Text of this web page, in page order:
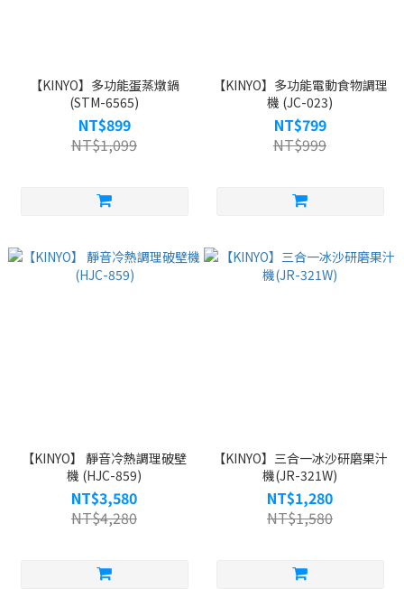
【KINYO】多功能蛋蒸燉鍋
(STM-6565)
NT$899
NT$1,099
【KINYO】多功能電動食物調理
機 (JC-023)
NT$799
NT$999
【KINYO】 靜音冷熱調理破壁
機 (HJC-859)
NT$3,580
NT$4,280
【KINYO】三合一冰沙研磨果汁
機(JR-321W)
NT$1,280
NT$1,580